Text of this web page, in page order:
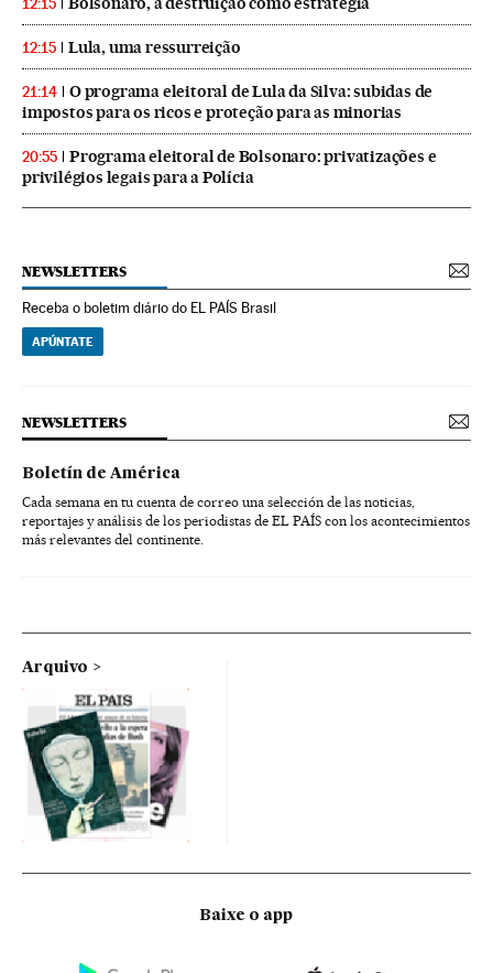
12:15
12:15 Lula, uma ressurreição
21:14
O programa eleitoral de Lula da Silva: subidas de
impostos para os ricos e proteção para as minorias
20:55
Programa eleitoral de Bolsonaro: privatizações e
privilégios legais para a Polícia
NEWSLETTERS
Receba o boletim diário do EL PAÍS Brasil
APÚNTATE
NEWSLETTERS
Boletín de América
Cada semana en tu cuenta de correo una selección de las noticias,
reportajes y análisis de los periodistas de EL PAÍS con los acontecimientos
más relevantes del continente.
Arquivo
Baixe o app